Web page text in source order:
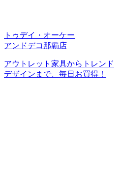
トゥデイ・オーケー
アンドデコ那覇店
アウトレット家具からトレンド
デザインまで、毎日お買得！